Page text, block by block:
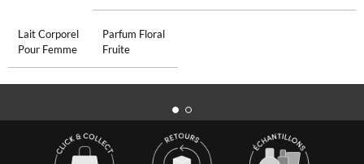
Lait Corporel
Pour Femme
Parfum Floral
Fruite